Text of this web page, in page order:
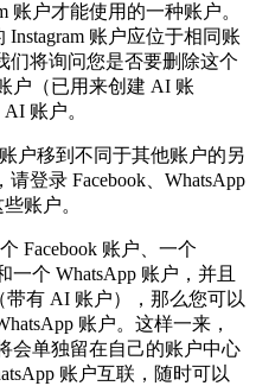
账户才能使用的一种账户。
账户应位于相同账
们将询问您是否要删除这个
户（已用来创建 AI 账
账户。
户移到不同于其他账户的另
登录 Facebook、WhatsApp
账户。
Facebook 账户、一个
一个 WhatsApp 账户，并且
带有 AI 账户），那么您可以
账户。这样一来，
会单独留在自己的账户中心
账户互联，随时可以